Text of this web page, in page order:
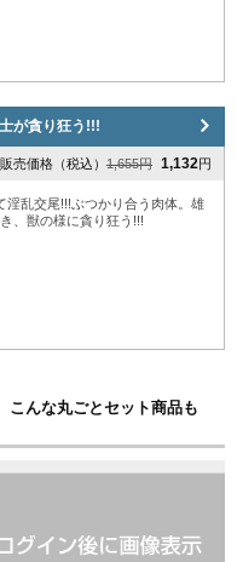
が貪り狂う!!!
売価格（税込） 1,655円 1,132円
淫乱交尾!!!ぶつかり合う肉体。雄
、獣の様に貪り狂う!!!
こんな丸ごとセット商品も